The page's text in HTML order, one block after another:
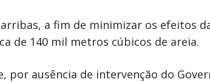
a fim de minimizar os efeitos
de 140 mil metros cúbicos de areia.
por ausência de intervenção do